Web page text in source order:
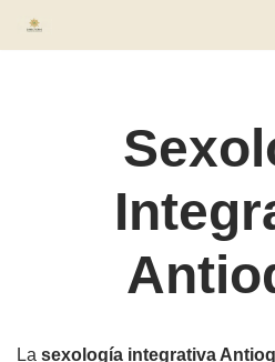
La sexología integrativa